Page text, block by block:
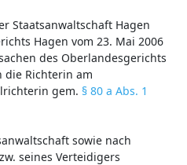
Staatsanwaltschaft Hagen
Hagen vom 23. Mai 2006
des Oberlandesgerichts
die Richterin am
gem. § 80 a Abs. 1
sowie nach
seines Verteidigers